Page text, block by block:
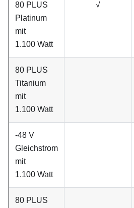
80 PLUS
Platinum
mit
1.100 Watt
√
80 PLUS
Titanium
mit
1.100 Watt
-48 V
Gleichstrom
mit
1.100 Watt
80 PLUS